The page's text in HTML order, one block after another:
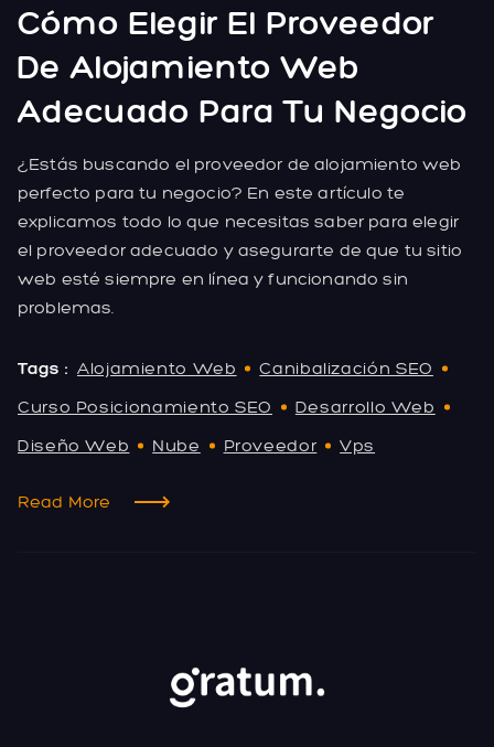
Cómo Elegir El Proveedor
De Alojamiento Web
Adecuado Para Tu Negocio
¿Estás buscando el proveedor de alojamiento web
perfecto para tu negocio? En este artículo te
explicamos todo lo que necesitas saber para elegir
el proveedor adecuado y asegurarte de que tu sitio
web esté siempre en línea y funcionando sin
problemas.
Tags : Alojamiento Web
Canibalización SEO
Curso Posicionamiento SEO
Desarrollo Web
Diseño Web
Nube Proveedor Vps
Read More